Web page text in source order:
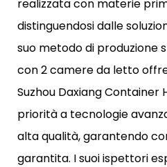
realizzata con materie
distinguendosi dalle
suo metodo di produzione
con 2 camere da letto
Suzhou Daxiang Container
priorità a tecnologie
alta qualità, garantendo
garantita. I suoi ispettori